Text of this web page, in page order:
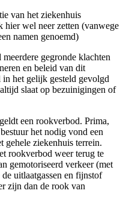
van het ziekenhuis
hier wel neer zetten (vanwege
namen genoemd)
gegronde klachten
en beleid van dit
het gelijk gesteld gevolgd
slaat op bezuinigingen of
een rookverbod. Prima,
het nodig vond een
gehele ziekenhuis terrein.
rookverbod weer terug te
gemotoriseerd verkeer (met
uitlaatgassen en fijnstof
zijn dan de rook van